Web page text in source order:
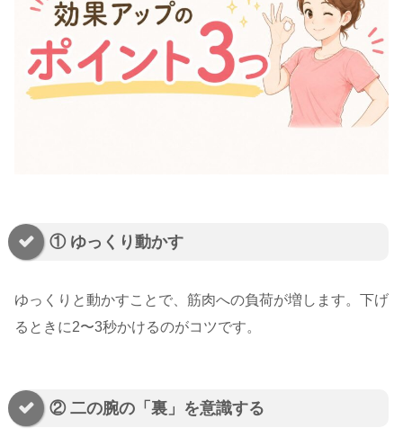
① ゆっくり動かす
ゆっくりと動かすことで、筋肉への負荷が増します。下げ
るときに2〜3秒かけるのがコツです。
② 二の腕の「裏」を意識する